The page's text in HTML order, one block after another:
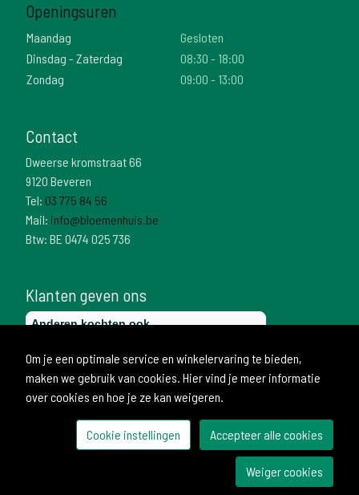
Openingsuren
Maandag
Gesloten
Dinsdag - Zaterdag
08:30 - 18:00
Zondag
09:00 - 13:00
Contact
Dweerse kromstraat 66
9120 Beveren
Tel: 03 775 84 56
Mail: info@bloemenhuis.be
Btw: BE 0474 025 736
Klanten geven ons
Om je een optimale service en winkelervaring te bieden,
maken we gebruik van cookies. Hier vind je meer informatie
over cookies en hoe je ze kan weigeren.
Cookie instellingen Accepteer alle cookies
Weiger cookies